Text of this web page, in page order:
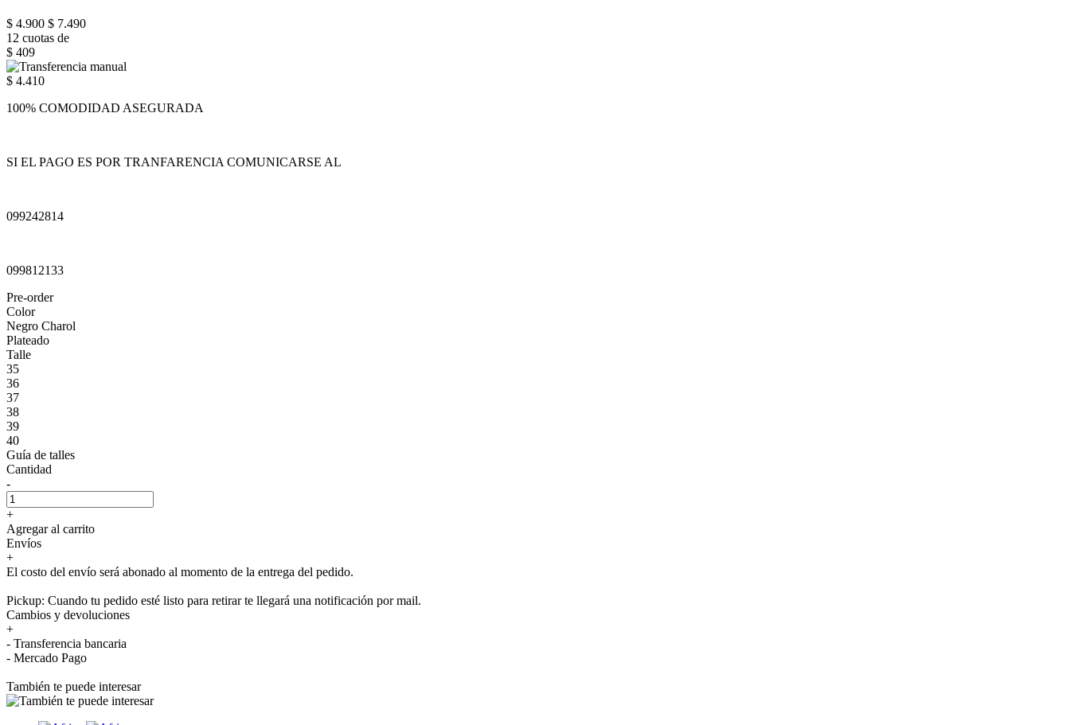
$ 4.900 $ 7.490
12 cuotas de
$ 409
$ 4.410
100% COMODIDAD ASEGURADA
SI EL PAGO ES POR TRANFARENCIA COMUNICARSE AL
099242814
099812133
Pre-order
Color
Negro Charol
Plateado
Talle
35
36
37
38
39
40
Guía de talles
Cantidad
-
+
Agregar al carrito
Envíos
+
El costo del envío será abonado al momento de la entrega del pedido.
Pickup: Cuando tu pedido esté listo para retirar te llegará una notificación por mail.
Cambios y devoluciones
+
- Transferencia bancaria
- Mercado Pago
También te puede interesar